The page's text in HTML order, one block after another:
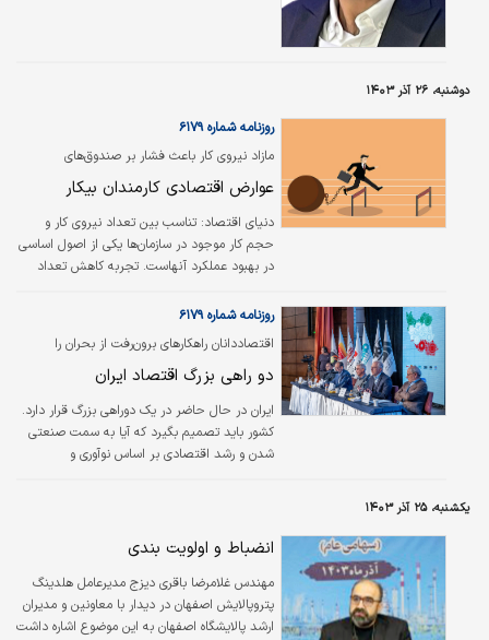
پایین‌‌‌تر به بازار ارائه کند. اما بنگاه‌‌‌های کوچک‌تر به
دلیل عدم‌برخورداری از حمایت ‌‌‌و نیز برخی
مجوزها، نمی‌توانند…
دوشنبه، ۲۶ آذر ۱۴۰۳
مازاد نیروی کار باعث فشار بر صندوق‌های
بازنشستگی می‌شود؛
روزنامه شماره ۶۱۷۹
عوارض اقتصادی کارمندان بیکار
دنیای اقتصاد: تناسب بین تعداد نیروی کار و
حجم کار موجود در سازمان‌ها یکی از اصول اساسی
در بهبود عملکرد آنهاست. تجربه‌ کاهش تعداد
و عدم ایجاد اختلال در خدمات‌رسانی، وجود
مازاد نیروی انسانی در بخش دولتی مشکلاتی از
جمله افزایش مصرف انرژی، افزایش هزینه‌های
بازنشستگی را به همراه دارد. روند فعلی استخدام‌
نیروهای جدید که بدون توجه به مازاد نیرو در
پیش گرفته شده است،…
اقتصاددانان راهکارهای برون‌رفت از بحران را
تشریح کردند
روزنامه شماره ۶۱۷۹
دو راهی بزرگ اقتصاد ایران
ایران در حال حاضر در یک دوراهی بزرگ قرار دارد.
کشور باید تصمیم بگیرد که آیا به سمت صنعتی
شدن و رشد اقتصادی بر اساس نوآوری و
انتخاب می‌تواند سرنوشت اقتصادی کشور را
تعیین کند. طبیعی است که راهکار اول باعث
بهبود وضعیت اقتصادی خواهد شد؛ اما راهکار
دوم بحران را تشدید می‌کند. در همایش
چالش‌های صنعتی شدن ایران که روز یکشنبه به
یکشنبه، ۲۵ آذر ۱۴۰۳
انضباط و اولویت بندی
مهندس غلامرضا باقری دیزج مدیرعامل هلدینگ
پتروپالایش اصفهان در دیدار با معاونین و مدیران
ارشد پالایشگاه اصفهان به این موضوع اشاره داشت